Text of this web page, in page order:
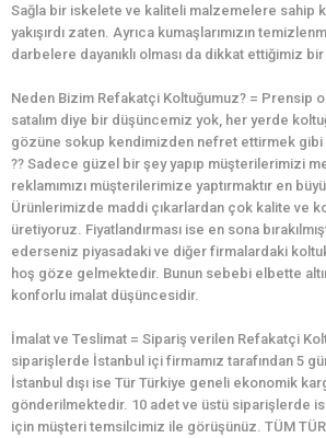
Sağla bir iskelete ve kaliteli malzemelere sahip
yakışırdı zaten. Ayrıca kumaşlarımızın
darbelere dayanıklı olması da dikkat ettiğimiz
Neden Bizim Refakatçi Koltuğumuz? = Prensip
satalım diye bir düşüncemiz yok, her yerde
gözüne sokup kendimizden nefret ettirmek
?? Sadece güzel bir şey yapıp müşterilerimizi
reklamımızı müşterilerimize yaptırmaktır en
Ürünlerimizde maddi çıkarlardan çok kalite ve
üretiyoruz. Fiyatlandırması ise en sona
ederseniz piyasadaki ve diğer firmalardaki
hoş göze gelmektedir. Bunun sebebi elbette
konforlu imalat düşüncesidir.
İmalat ve Teslimat = Sipariş verilen Refakatçi
siparişlerde İstanbul içi firmamız tarafından 5
İstanbul dışı ise Tür Türkiye geneli ekonomik
gönderilmektedir. 10 adet ve üstü siparişlerde
için müşteri temsilcimiz ile görüşünüz. TÜM